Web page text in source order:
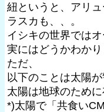
紐というと、アリ
ラスカも、、。
イシキの世界では
実にはどうかわかり
ただ、
以下のことは太陽が
太陽は地球のために
*)太陽で「共食い